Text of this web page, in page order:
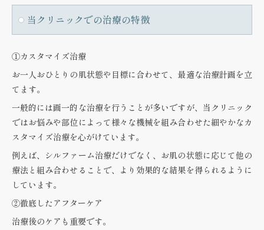
当クリニックでの治療の特徴
①カスタマイズ治療
お一人おひとりの肌状態や目標に合わせて、最適な治療計画を立
てます。
一般的には画一的な治療を行うことが多いですが、当クリニック
ではお悩みや部位によって様々な機械を組み合わせた細やかなカ
スタマイズ治療を心がけています。
例えば、シルファーム治療だけでなく、お肌の状態に応じて他の
療法と組み合わせることで、より効果的な結果を得られるように
しています。
②徹底したアフターケア
治療後のケアも重要です。